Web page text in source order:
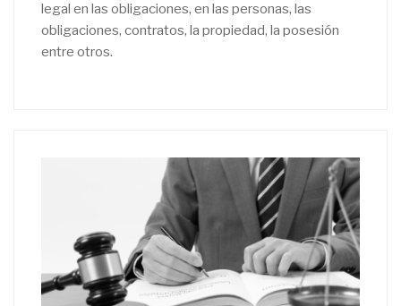
legal en las obligaciones, en las personas, las
obligaciones, contratos, la propiedad, la posesión
entre otros.